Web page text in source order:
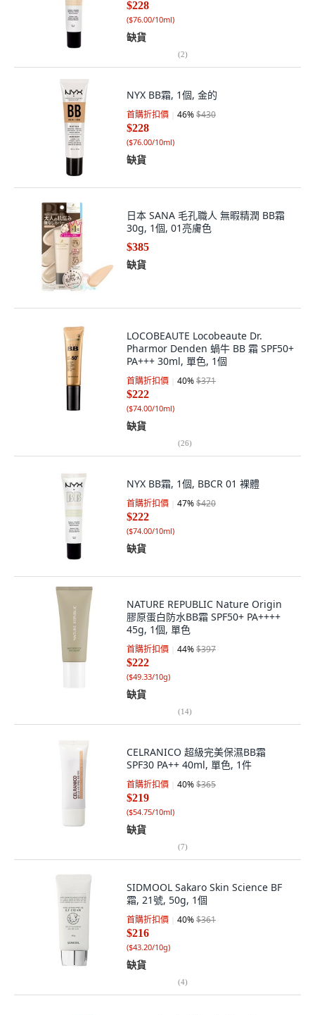
$228
($76.00/10ml)
缺貨
(2)
NYX BB霜, 1個, 金的
首購折扣價 46%$430
$228
($76.00/10ml)
缺貨
日本 SANA 毛孔職人 無暇精潤 BB霜
30g, 1個, 01亮膚色
$385
缺貨
LOCOBEAUTE Locobeaute Dr.
Pharmor Denden 蝸牛 BB 霜 SPF50+
PA+++ 30ml, 單色, 1個
首購折扣價 40%$371
$222
($74.00/10ml)
缺貨
(26)
NYX BB霜, 1個, BBCR 01 裸體
首購折扣價 47%$420
$222
($74.00/10ml)
缺貨
NATURE REPUBLIC Nature Origin
膠原蛋白防水BB霜 SPF50+ PA++++
45g, 1個, 單色
首購折扣價 44%$397
$222
($49.33/10g)
缺貨
(14)
CELRANICO 超級完美保濕BB霜
SPF30 PA++ 40ml, 單色, 1件
首購折扣價 40%$365
$219
($54.75/10ml)
缺貨
(7)
SIDMOOL Sakaro Skin Science BF
霜, 21號, 50g, 1個
首購折扣價 40%$361
$216
($43.20/10g)
缺貨
(4)